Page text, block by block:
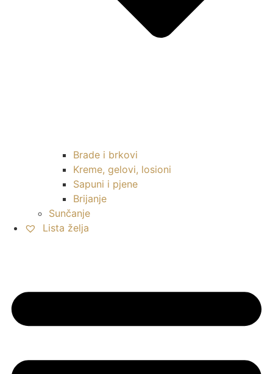
Brade i brkovi
Kreme, gelovi, losioni
Sapuni i pjene
Brijanje
Sunčanje
Lista želja